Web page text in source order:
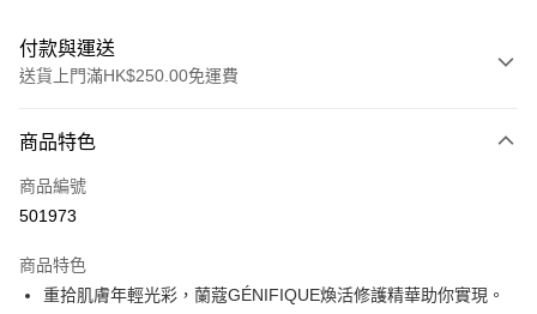
付款與運送
送貨上門滿HK$250.00免運費
信用卡
Apple Pay
WeChat Pay
商品特色
商品編號
501973
商品特色
重拾肌膚年輕光彩，蘭蔻GÉNIFIQUE煥活修護精華助你實現。